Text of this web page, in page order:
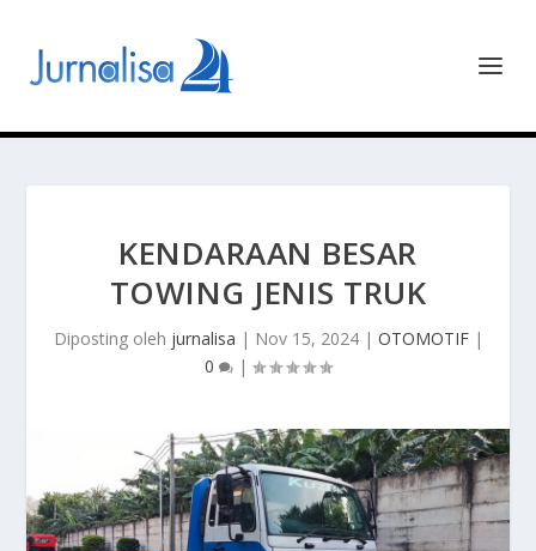
KENDARAAN BESAR
TOWING JENIS TRUK
Diposting oleh jurnalisa | Nov 15, 2024| OTOMOTIF|
0
|